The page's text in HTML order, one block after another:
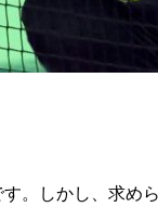
。しかし、求め